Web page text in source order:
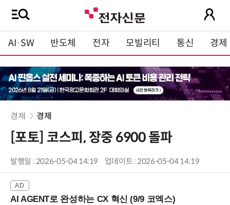
AI·SW 반도체 전자 모빌리티 통신 경제
경제 경제
[포토] 코스피, 장중 6900 돌파
발행일 : 2026-05-04 14:19 업데이트 : 2026-05-04 14:19
AI AGENT로 완성하는 CX 혁신 (9/9 코엑스)